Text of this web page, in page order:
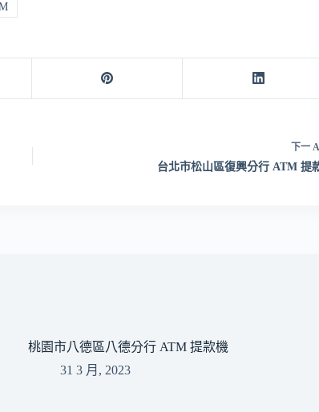
下一
台北市松山區復興分行 ATM 提
桃園市八德區八德分行 ATM 提款機
31 3 月, 2023